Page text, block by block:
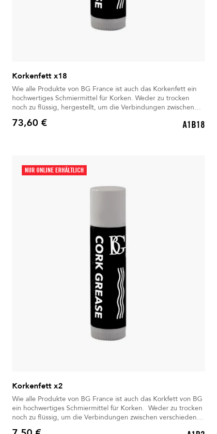
Korkenfett x18
Wie alle Produkte von BG France ist auch das Korkenfett ein
hochwertiges Schmiermittel für Korken. Weder zu trocken
noch zu flüssig, hergestellt, um die Verbindungen zwischen
mit 18 Stück
Preis
73,60 € A1B18
NUR ONLINE ERHÄLTLICH
Korkenfett x2
Wie alle Produkte von BG France ist auch das Korkfett von BG
ein hochwertiges Schmiermittel für Korken. Weder zu trocken
noch zu flüssig, um die Verbindungen zwischen verschiedenen